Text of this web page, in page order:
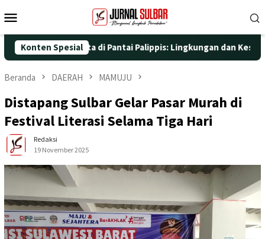
ke
Mobile
Konten Spesial
Aksi Nyata di Pantai Palippis: Lingkungan dan Kesehatan
Beranda DAERAH MAMUJU
Distapang Sulbar Gelar Pasar Murah di
Festival Literasi Selama Tiga Hari
Redaksi
19 November 2025